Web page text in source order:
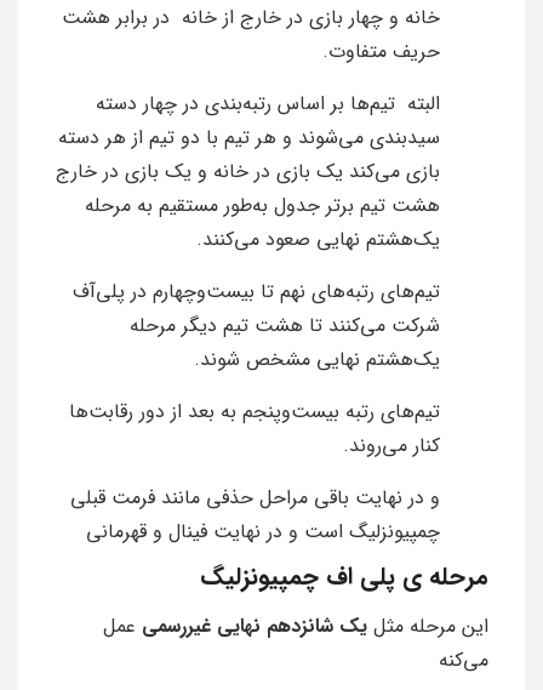
خانه و چهار بازی در خارج از خانه در برابر هشت
حریف متفاوت.
البته تیم‌ها بر اساس رتبه‌بندی در چهار دسته
سیدبندی می‌شوند و هر تیم با دو تیم از هر دسته
بازی می‌کند یک بازی در خانه و یک بازی در خارج
هشت تیم برتر جدول به‌طور مستقیم به مرحله
یک‌هشتم نهایی صعود می‌کنند.
تیم‌های رتبه‌های نهم تا بیست‌وچهارم در پلی‌آف
شرکت می‌کنند تا هشت تیم دیگر مرحله
یک‌هشتم نهایی مشخص شوند.
تیم‌های رتبه بیست‌وپنجم به بعد از دور رقابت‌ها
کنار می‌روند.
و در نهایت باقی مراحل حذفی مانند فرمت قبلی
چمپیونزلیگ است و در نهایت فینال و قهرمانی
مرحله ی پلی اف چمپیونزلیگ
این مرحله مثل یک شانزدهم نهایی غیررسمی عمل
می‌کنه